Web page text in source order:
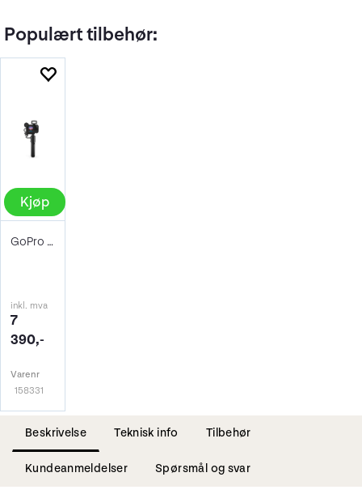
Populært tilbehør:
Kjøp
GoPro HERO12 Black Creator Edition
inkl. mva
7
390,-
Varenr
158331
Beskrivelse Teknisk info Tilbehør
Kundeanmeldelser Spørsmål og svar